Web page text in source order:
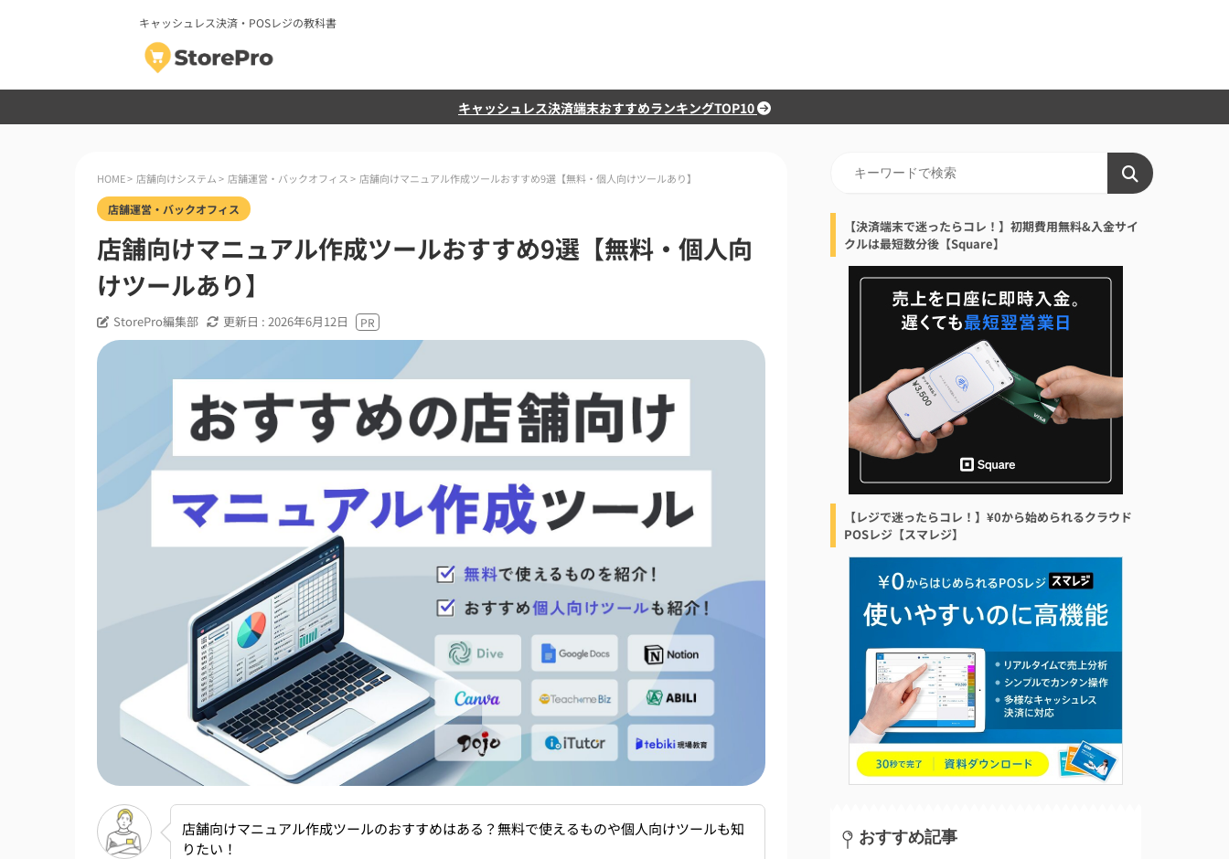
キャッシュレス決済・POSレジの教科書
キャッシュレス決済端末おすすめランキングTOP10
HOME> 店舗向けシステム> 店舗運営・バックオフィス > 店舗向けマニュアル作成ツールおすすめ9選【無料・個人向けツールあり】
店舗運営・バックオフィス
店舗向けマニュアル作成ツールおすすめ9選【無料・個人向
けツールあり】
StorePro編集部 更新日 : 2026年6月12日
店舗向けマニュアル作成ツールのおすすめはある？無料で使えるものや個人向けツールも知
りたい！
【決済端末で迷ったらコレ！】初期費用無料&入金サイ
クルは最短数分後【Square】
【レジで迷ったらコレ！】¥0から始められるクラウド
POSレジ【スマレジ】
おすすめ記事